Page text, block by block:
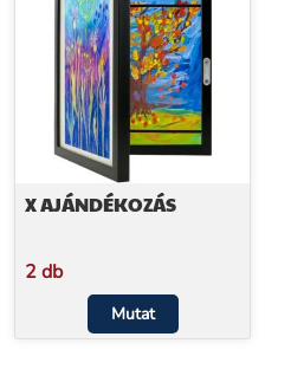
X AJÁNDÉKOZÁS
2 db
Mutat